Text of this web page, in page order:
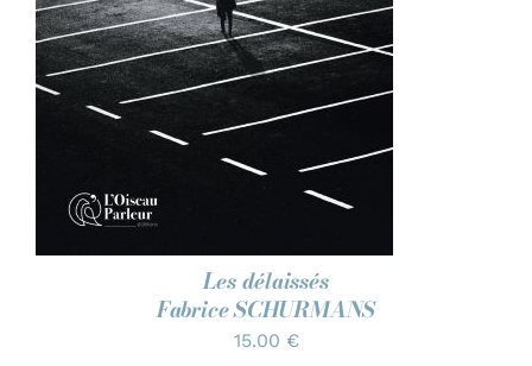
Les délaissés
Fabrice SCHURMANS
15.00 €